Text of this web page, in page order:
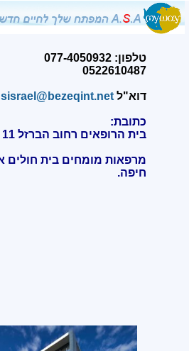
טלפון: 077-4050932
0522610487
דוא"לsisrael@bezeqint.net
כתובת:
בית הרופאים רחוב הברזל 11 תל אביב.
חיפה.